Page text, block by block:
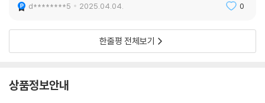
d********5 2025.04.04. 0
한줄평 전체보기
상품정보안내